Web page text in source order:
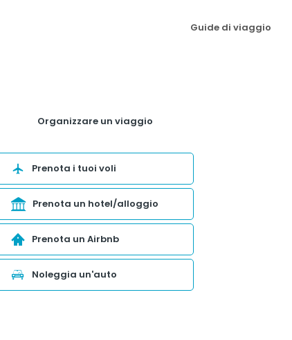
Guide di viaggio
Organizzare un viaggio
Prenota i tuoi voli
Prenota un hotel/alloggio
Prenota un Airbnb
Noleggia un'auto